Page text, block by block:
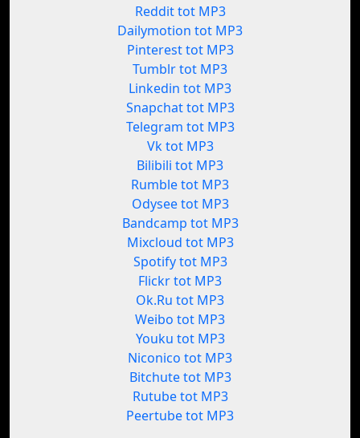
Reddit tot MP3
Dailymotion tot MP3
Pinterest tot MP3
Tumblr tot MP3
Linkedin tot MP3
Snapchat tot MP3
Telegram tot MP3
Vk tot MP3
Bilibili tot MP3
Rumble tot MP3
Odysee tot MP3
Bandcamp tot MP3
Mixcloud tot MP3
Spotify tot MP3
Flickr tot MP3
Ok.Ru tot MP3
Weibo tot MP3
Youku tot MP3
Niconico tot MP3
Bitchute tot MP3
Rutube tot MP3
Peertube tot MP3